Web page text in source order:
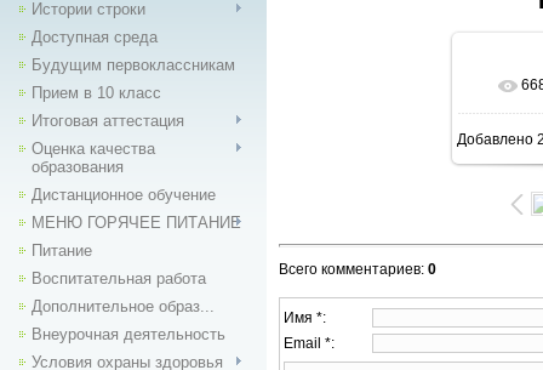
Истории строки
Доступная среда
Будущим первоклассникам
Прием в 10 класс
Итоговая аттестация
Оценка качества
образования
Дистанционное обучение
МЕНЮ ГОРЯЧЕЕ ПИТАНИЕ
Питание
Воспитательная работа
Дополнительное образ...
Внеурочная деятельность
Условия охраны здоровья
В
Добавлено
Всего комментариев: 0
Имя *:
Email *: